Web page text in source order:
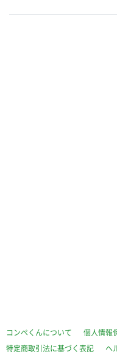
コンペくんについて 個人情報
特定商取引法に基づく表記
ヘ